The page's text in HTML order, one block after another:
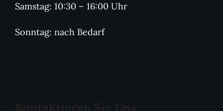
Samstag: 10:30 – 16:00 Uhr
Sonntag: nach Bedarf